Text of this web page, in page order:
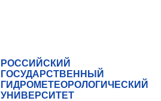
РОССИЙСКИЙ
ГОСУДАРСТВЕННЫЙ
ГИДРОМЕТЕОРОЛОГИЧЕСКИЙ
УНИВЕРСИТЕТ